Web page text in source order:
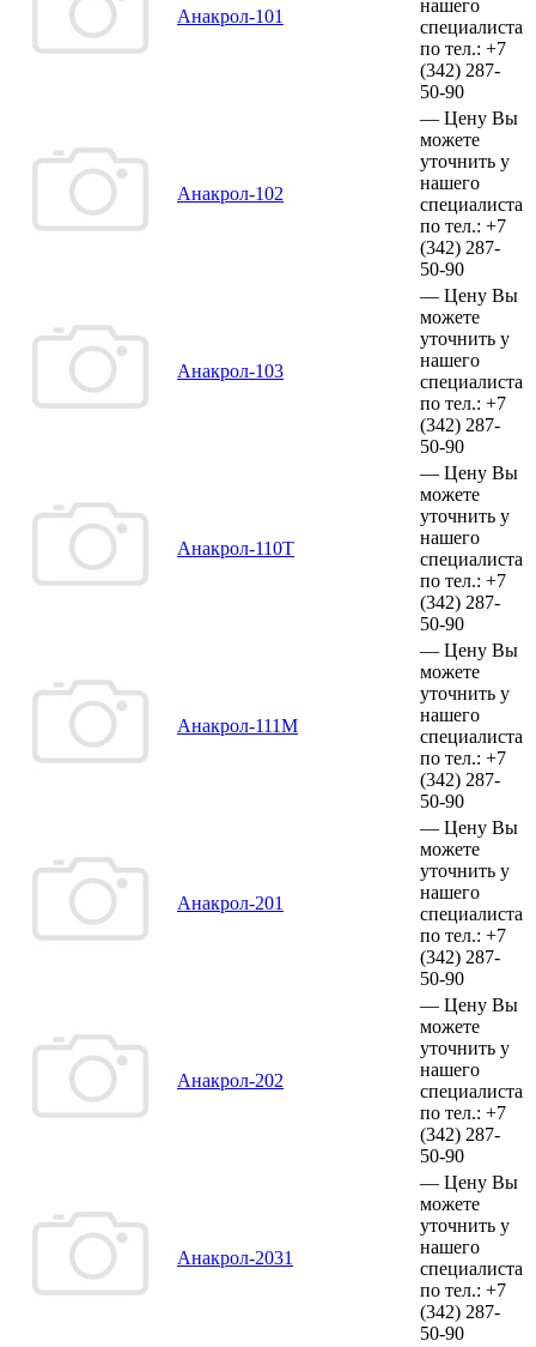
Анакрол-101
нашего
специалиста
по тел.: +7
(342) 287-
50-90
Анакрол-102
— Цену Вы
можете
уточнить у
нашего
специалиста
по тел.: +7
(342) 287-
50-90
Анакрол-103
— Цену Вы
можете
уточнить у
нашего
специалиста
по тел.: +7
(342) 287-
50-90
Анакрол-110Т
— Цену Вы
можете
уточнить у
нашего
специалиста
по тел.: +7
(342) 287-
50-90
Анакрол-111М
— Цену Вы
можете
уточнить у
нашего
специалиста
по тел.: +7
(342) 287-
50-90
Анакрол-201
— Цену Вы
можете
уточнить у
нашего
специалиста
по тел.: +7
(342) 287-
50-90
Анакрол-202
— Цену Вы
можете
уточнить у
нашего
специалиста
по тел.: +7
(342) 287-
50-90
Анакрол-2031
— Цену Вы
можете
уточнить у
нашего
специалиста
по тел.: +7
(342) 287-
50-90